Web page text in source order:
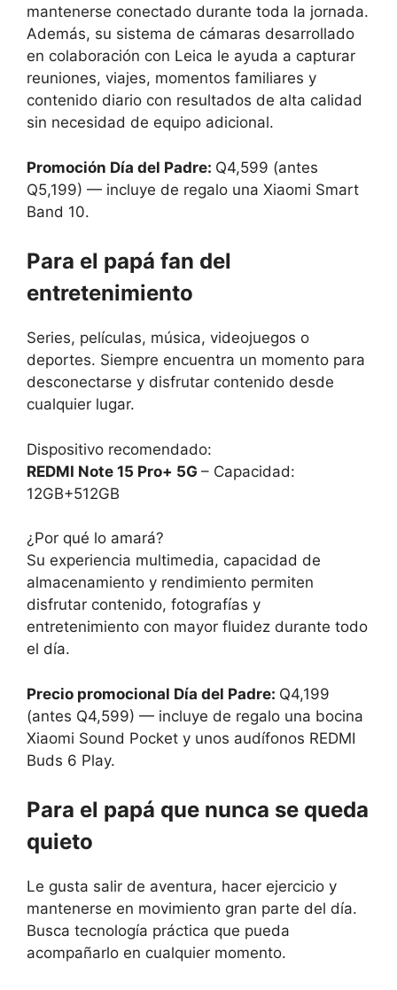
mantenerse conectado durante toda la jornada.
Además, su sistema de cámaras desarrollado
en colaboración con Leica le ayuda a capturar
reuniones, viajes, momentos familiares y
contenido diario con resultados de alta calidad
sin necesidad de equipo adicional.
Promoción Día del Padre: Q4,599 (antes
Q5,199) — incluye de regalo una Xiaomi Smart
Band 10.
Para el papá fan del
entretenimiento
Series, películas, música, videojuegos o
deportes. Siempre encuentra un momento para
desconectarse y disfrutar contenido desde
cualquier lugar.
Dispositivo recomendado:
REDMI Note 15 Pro+ 5G – Capacidad:
12GB+512GB
¿Por qué lo amará?
Su experiencia multimedia, capacidad de
almacenamiento y rendimiento permiten
disfrutar contenido, fotografías y
entretenimiento con mayor fluidez durante todo
el día.
Precio promocional Día del Padre: Q4,199
(antes Q4,599) — incluye de regalo una bocina
Xiaomi Sound Pocket y unos audífonos REDMI
Buds 6 Play.
Para el papá que nunca se queda
quieto
Le gusta salir de aventura, hacer ejercicio y
mantenerse en movimiento gran parte del día.
Busca tecnología práctica que pueda
acompañarlo en cualquier momento.